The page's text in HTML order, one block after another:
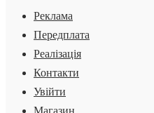
Реклама
Передплата
Реалізація
Контакти
Увійти
Магазин